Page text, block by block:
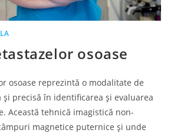
osoase
osoase reprezintă o modalitate de
și precisă în identificarea și evaluarea
Această tehnică imagistică non-
magnetice puternice și unde